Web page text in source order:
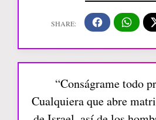
“Conságrame todo
Cualquiera que abre